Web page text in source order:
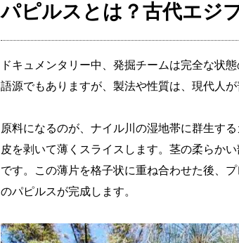
パピルスとは？古代エジ
ドキュメンタリー中、発掘チームは完全な状
語源でもありますが、製法や性質は、現代人
原料になるのが、ナイル川の湿地帯に群生す
皮を剥いて薄くスライスします。茎の柔らか
です。この薄片を格子状に重ね合わせた後、
のパピルスが完成します。